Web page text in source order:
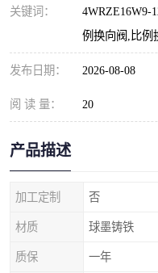
关键词：
4WRZE16W9-
例换向阀,比例
发布日期： 2026-08-08
阅 读 量： 20
产品描述
加工定制 否
材质 球墨铸铁
质保 一年